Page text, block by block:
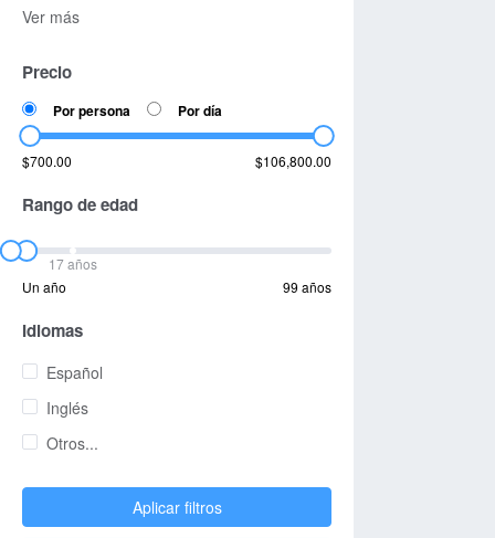
Ver más
Precio
Por persona Por día
$700.00 $106,800.00
Rango de edad
17 años
Un año
99 años
Idiomas
Español
Inglés
Otros...
Aplicar filtros